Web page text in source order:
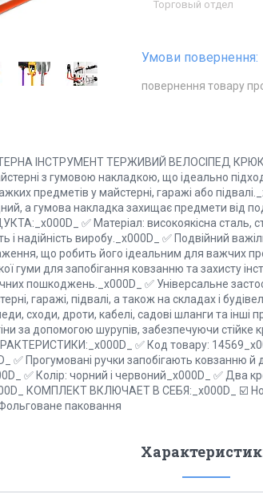
Торговый отдел
повернення товару
ІНСТРУМЕНТ ТЕРЖИВИЙ ВЕЛОСІПЕД КРЮК
з гумовою накладкою, що ідеально
предметів у майстерні, гаражі або
а гумова накладка захищає предмети від
✅ Матеріал: високоякісна сталь,
і надійність виробу._x000D_ ✅ Подвійний
що робить його ідеальним для важчих
гуми для запобігання ковзанню та захисту
пошкоджень._x000D_ ✅ Універсальне
гаражі, підвалі, а також на складах і
сходи, дроти, кабелі, садові шланги та
за допомогою шурупів, забезпечуючи стійке
✅ Код товару:
✅ Прогумовані ручки запобігають ковзанню
✅ Колір: чорний і червоний_x000D_ ✅ Два
КОМПЛЕКТ ВКЛЮЧАЕТ В СЕБЯ:_x000D_ ☑️
паковання